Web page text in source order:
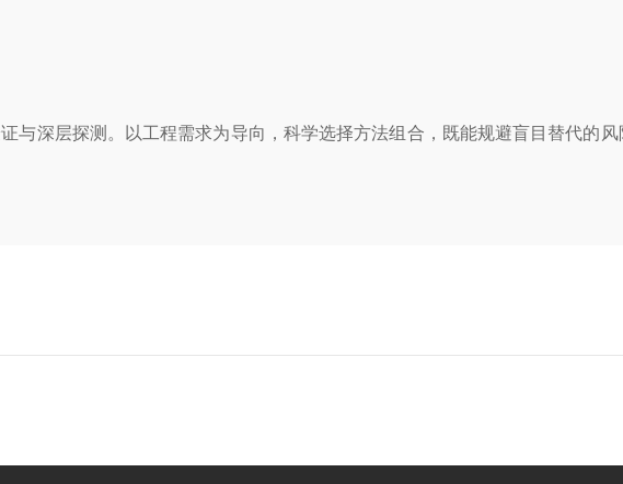
深层探测。以工程需求为导向，科学选择方法组合，既能规避盲目替代的风